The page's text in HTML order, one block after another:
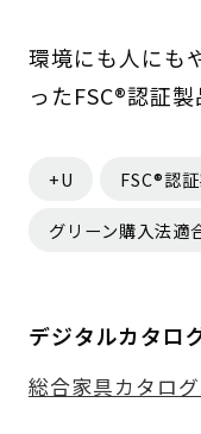
環境にも人にも
ったFSC®認証製
+U FSC®認
グリーン購入法適
デジタルカタロ
総合家具カタロ